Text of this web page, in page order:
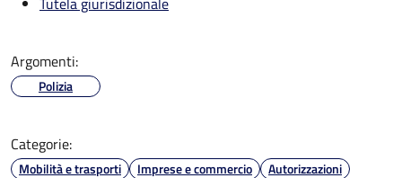
Argomenti:
Polizia
Categorie:
Mobilità e trasporti Imprese e commercio Autorizzazioni